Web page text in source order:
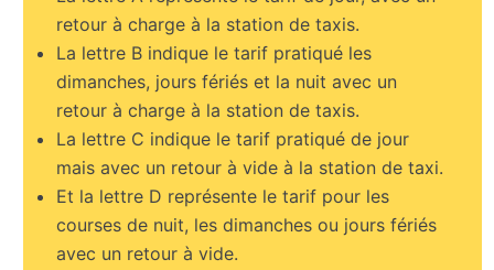
retour à charge à la station de taxis.
La lettre B indique le tarif pratiqué les
dimanches, jours fériés et la nuit avec un
retour à charge à la station de taxis.
La lettre C indique le tarif pratiqué de jour
mais avec un retour à vide à la station de taxi.
Et la lettre D représente le tarif pour les
courses de nuit, les dimanches ou jours fériés
avec un retour à vide.